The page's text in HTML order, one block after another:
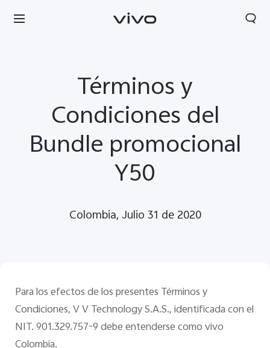
Términos y
Condiciones del
Bundle promocional
Y50
Colombia, Julio 31 de 2020
Para los efectos de los presentes Términos y
Condiciones, V V Technology S.A.S., identificada con el
NIT. 901.329.757-9 debe entenderse como vivo